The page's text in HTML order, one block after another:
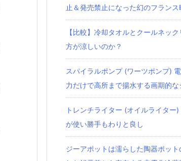
止＆発売禁止になった幻のフランス
【比較】冷却タオルとクールネッ
方が涼しいのか？
スパイラルポンプ (ワーツポンプ)
力だけで高所まで揚水する画期的
トレンチライター (オイルライター
が使い勝手もわりと良し
ジーアポットは濡らした陶器ポッ